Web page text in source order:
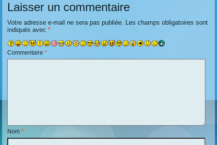
Laisser un commentaire
Votre adresse e-mail ne sera pas publiée. Les champs obligatoires sont
indiqués avec*
Commentaire*
Nom*